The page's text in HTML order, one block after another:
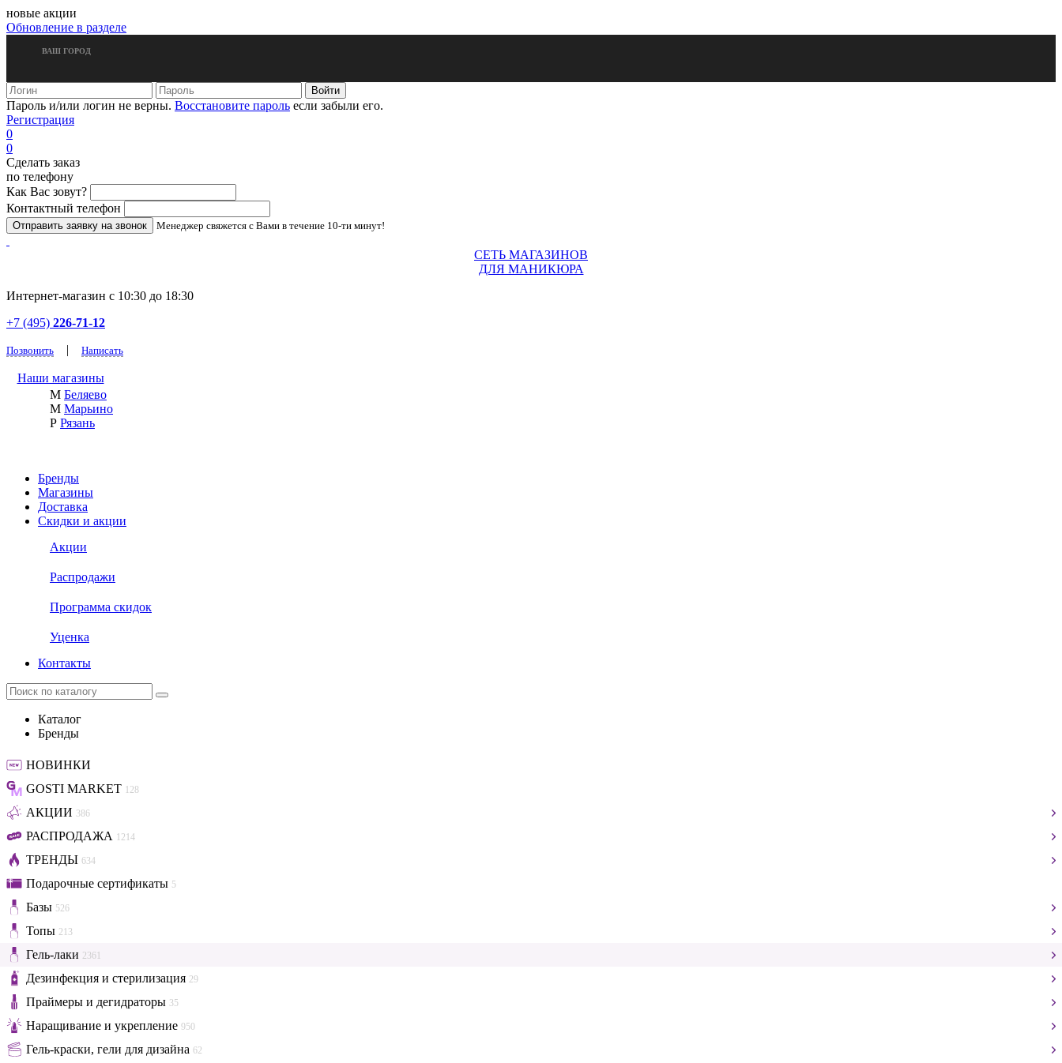
новые акции
Обновление в разделе
ВАШ ГОРОД
Пароль и/или логин не верны. Восстановите пароль если забыли его.
Регистрация
0
0
Сделать заказ
по телефону
Как Вас зовут?
Контактный телефон
Менеджер свяжется с Вами в течение 10-ти минут!
СЕТЬ МАГАЗИНОВ
ДЛЯ МАНИКЮРА
Интернет-магазин с 10:30 до 18:30
+7 (495) 226-71-12
Позвонить | Написать
Наши магазины
М Беляево
М Марьино
Р Рязань
Бренды
Магазины
Доставка
Скидки и акции
Акции
Распродажи
Программа скидок
Уценка
Контакты
Каталог
Бренды
НОВИНКИ
GOSTI MARKET 128
АКЦИИ 386
РАСПРОДАЖА 1214
ТРЕНДЫ 634
Подарочные сертификаты 5
Базы 526
Топы 213
Гель-лаки 2361
Дезинфекция и стерилизация 29
Праймеры и дегидраторы 35
Наращивание и укрепление 950
Гель-краски, гели для дизайна 62